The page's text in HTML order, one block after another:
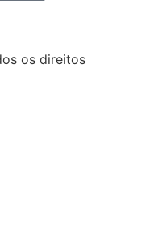
os direitos